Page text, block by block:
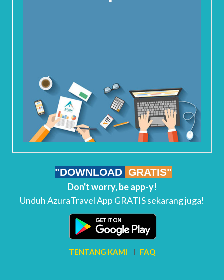
"DOWNLOAD GRATIS"
Don't worry, be app-y!
Unduh AzuraTravel App GRATIS sekarang juga!
TENTANG KAMI I FAQ